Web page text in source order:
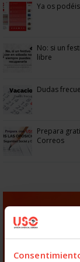
Ya os
No: si un
libre
Dudas
Prepara
Correos